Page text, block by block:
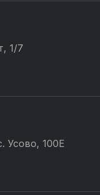
1/7
Усово, 100Е